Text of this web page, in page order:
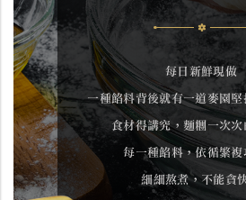
每日新鮮現做
一種餡料背後就有一道麥園
食材得講究，麵糰一次次
每一種餡料，依循繁複
細細熬煮，不能貪